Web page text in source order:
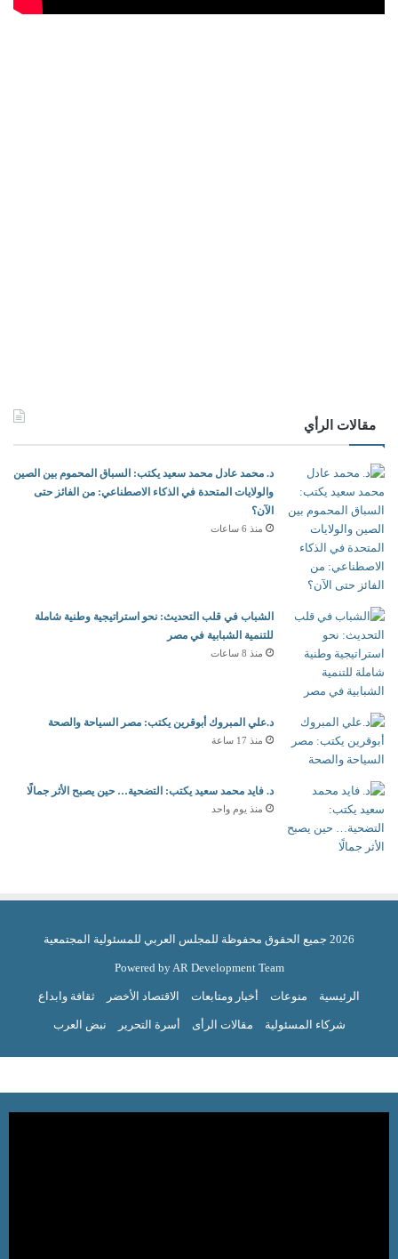
مقالات الرأي
د. محمد عادل محمد سعيد يكتب: السباق المحموم بين الصين
والولايات المتحدة في الذكاء الاصطناعي: من الفائز حتى
الآن؟
منذ 6 ساعات
الشباب في قلب التحديث: نحو استراتيجية وطنية شاملة
للتنمية الشبابية في مصر
منذ 8 ساعات
د.علي المبروك أبوقرين يكتب: مصر السياحة والصحة
منذ 17 ساعة
د. فايد محمد سعيد يكتب: التضحية… حين يصبح الأثر جمالًا
منذ يوم واحد
2026 جميع الحقوق محفوظة للمجلس العربي للمسئولية المجتمعية
Powered by AR Development Team
الرئيسية منوعات أخبار ومتابعات الاقتصاد الأخضر ثقافة وابداع
شركاء المسئولية مقالات الرأى أسرة التحرير نبض العرب